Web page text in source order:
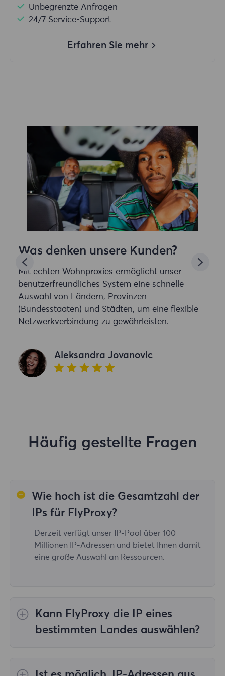
Unbegrenzte Anfragen
24/7 Service-Support
Erfahren Sie mehr
Was denken unsere Kunden?
Mit echten Wohnproxies ermöglicht unser
benutzerfreundliches System eine schnelle
Auswahl von Ländern, Provinzen
(Bundesstaaten) und Städten, um eine flexible
Netzwerkverbindung zu gewährleisten.
Aleksandra Jovanovic
Häufig gestellte Fragen
Wie hoch ist die Gesamtzahl der
IPs für FlyProxy?
Derzeit verfügt unser IP-Pool über 100
Millionen IP-Adressen und bietet Ihnen damit
eine große Auswahl an Ressourcen.
Kann FlyProxy die IP eines
bestimmten Landes auswählen?